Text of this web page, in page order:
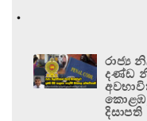
.
රාජ්‍ය
දණ්ඩ
දිසාපති